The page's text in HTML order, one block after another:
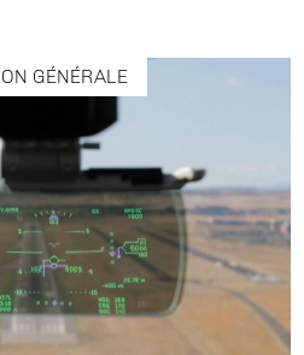
GÉNÉRALE